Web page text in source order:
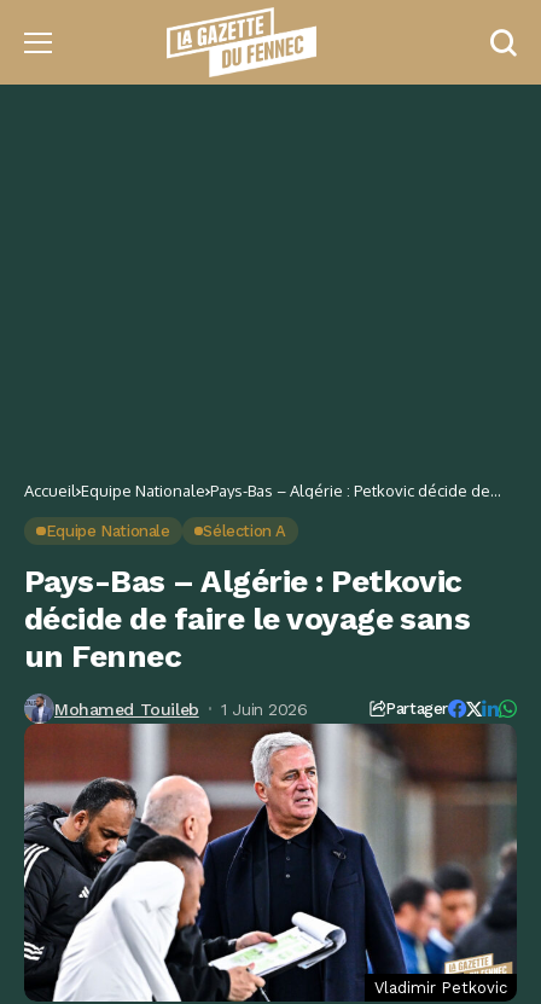
Accueil Equipe Nationale Pays-Bas – Algérie : Petkovic décide de
Equipe Nationale Sélection A
Pays-Bas – Algérie : Petkovic
décide de faire le voyage sans
un Fennec
Mohamed Touileb 1 Juin 2026 Partager
Vladimir Petkovic